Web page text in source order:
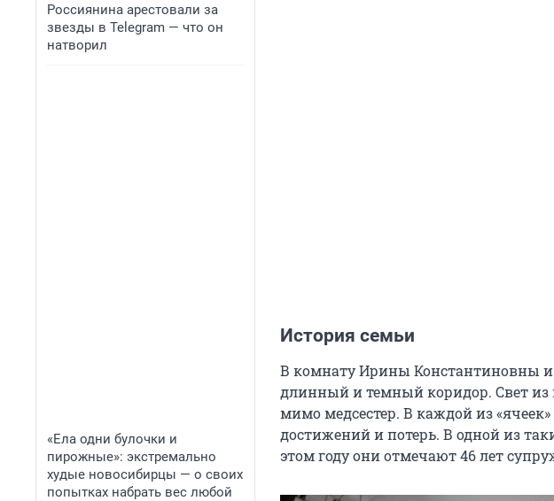
Россиянина арестовали за
звезды в Telegram — что он
натворил
«Ела одни булочки и
пирожные»: экстремально
худые новосибирцы — о своих
попытках набрать вес любой
История семьи
В комнату Ирины Константиновны и
длинный и темный коридор. Свет из
мимо медсестер. В каждой из
достижений и потерь. В одной из
этом году они отмечают46 лет